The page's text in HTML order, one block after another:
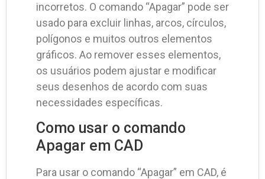
incorretos. O comando “Apagar” pode ser
usado para excluir linhas, arcos, círculos,
polígonos e muitos outros elementos
gráficos. Ao remover esses elementos,
os usuários podem ajustar e modificar
seus desenhos de acordo com suas
necessidades específicas.
Como usar o comando
Apagar em CAD
Para usar o comando “Apagar” em CAD, é